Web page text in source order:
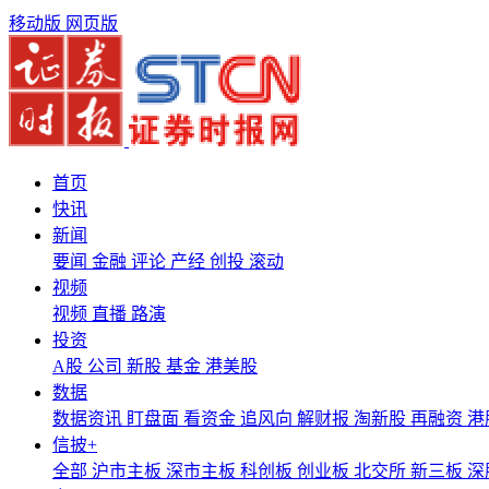
移动版 网页版
首页
快讯
新闻
要闻 金融 评论 产经 创投 滚动
视频
视频 直播 路演
投资
A股 公司 新股 基金 港美股
数据
数据资讯 盯盘面 看资金 追风向 解财报 淘新股 再融资 港
信披+
全部 沪市主板 深市主板 科创板 创业板 北交所 新三板 深